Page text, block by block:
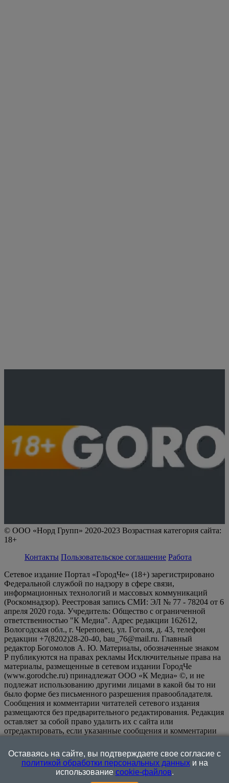
© ООО «Норд Групп» 2020-2023 Возрастная категория сайта:
18+
Контакты Пользовательское соглашение Работа
Сетевое издание Портал «ГородЧе» (18+) зарегистрировано
Федеральной службой по надзору в сфере связи,
информационных технологий и массовых коммуникаций
(Роскомнадзор). Реестровая запись СМИ: ЭЛ № 77 - 78204 от 6
апреля 2020 года. Учредитель: Общество с ограниченной
ответственностью "К Медиа". Адрес редакции 162612,
Вологодская обл., г. Череповец, ул. Гоголя, д. 43, телефон
редакции +7(8202)28-20-40, bau_76@mail.ru. Главный
редактор Богомолов А. Ю. Материалы, обозначенные знаком
Р публикуются на правах рекламы Исключительные права на
материалы, размещенные в сетевом издании ГородЧе
(www.gorodche.ru) принадлежат ООО «К Медиа» ©, и не
подлежат использованию другими лицами в какой бы то ни
было форме без письменного разрешения правообладателя.
Сообщения и комментарии читателей сетевого издания
размещаются без предварительного редактирования. Редакция
оставляет за собой право удалить их с сайта или
отредактировать, если указанные сообщения и комментарии
или нарушением иных требований закона.
информационном ресурсе применяются рекомендательные
технологии (информационные технологии предоставления
информации на основе сбора, систематизации и анализа
Оставаясь на сайте, вы подтверждаете свое согласие с
политикой обработки персональных данныхи на
использование cookie-файлов.